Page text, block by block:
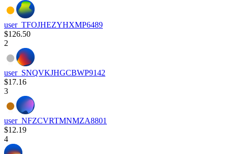
user_TFOJHEZYHXMP6489
$126.50
2
user_SNQVKJHGCBWP9142
$17.16
3
user_NFZCVRTMNMZA8801
$12.19
4